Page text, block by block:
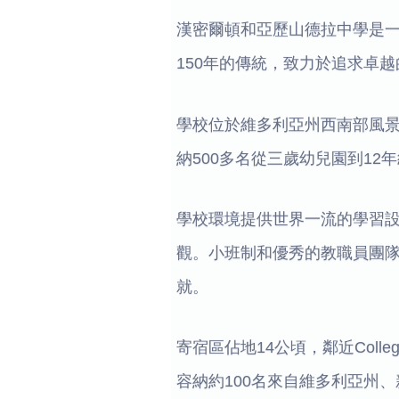
漢密爾頓和亞歷山德拉中學是
150年的傳統，致力於追求卓
學校位於維多利亞州西南部風
納500多名從三歲幼兒園到12
學校環境提供世界一流的學習
觀。小班制和優秀的教職員團
就。
寄宿區佔地14公頃，鄰近
容納約100名來自維多利亞州